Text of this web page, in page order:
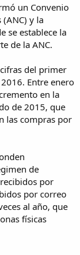
un Convenio
y la
se establece la
de la ANC.
del primer
Entre enero
en la
de 2015, que
las compras por
de
por
por correo
al año, que
físicas